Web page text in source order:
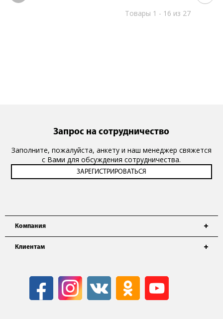
Товары 1 - 16 из 27
Компания
Клиентам
Запрос на сотрудничество
Заполните, пожалуйста, анкету и наш менеджер свяжется
с Вами для обсуждения сотрудничества.